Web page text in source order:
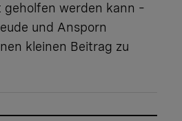
werden kann –
und Ansporn
kleinen Beitrag zu